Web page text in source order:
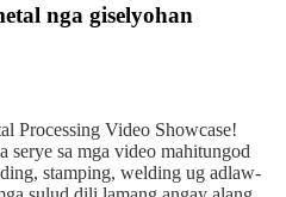
nga giselyohan
Processing Video Showcase!
serye sa mga video mahitungod
stamping, welding ug adlaw-